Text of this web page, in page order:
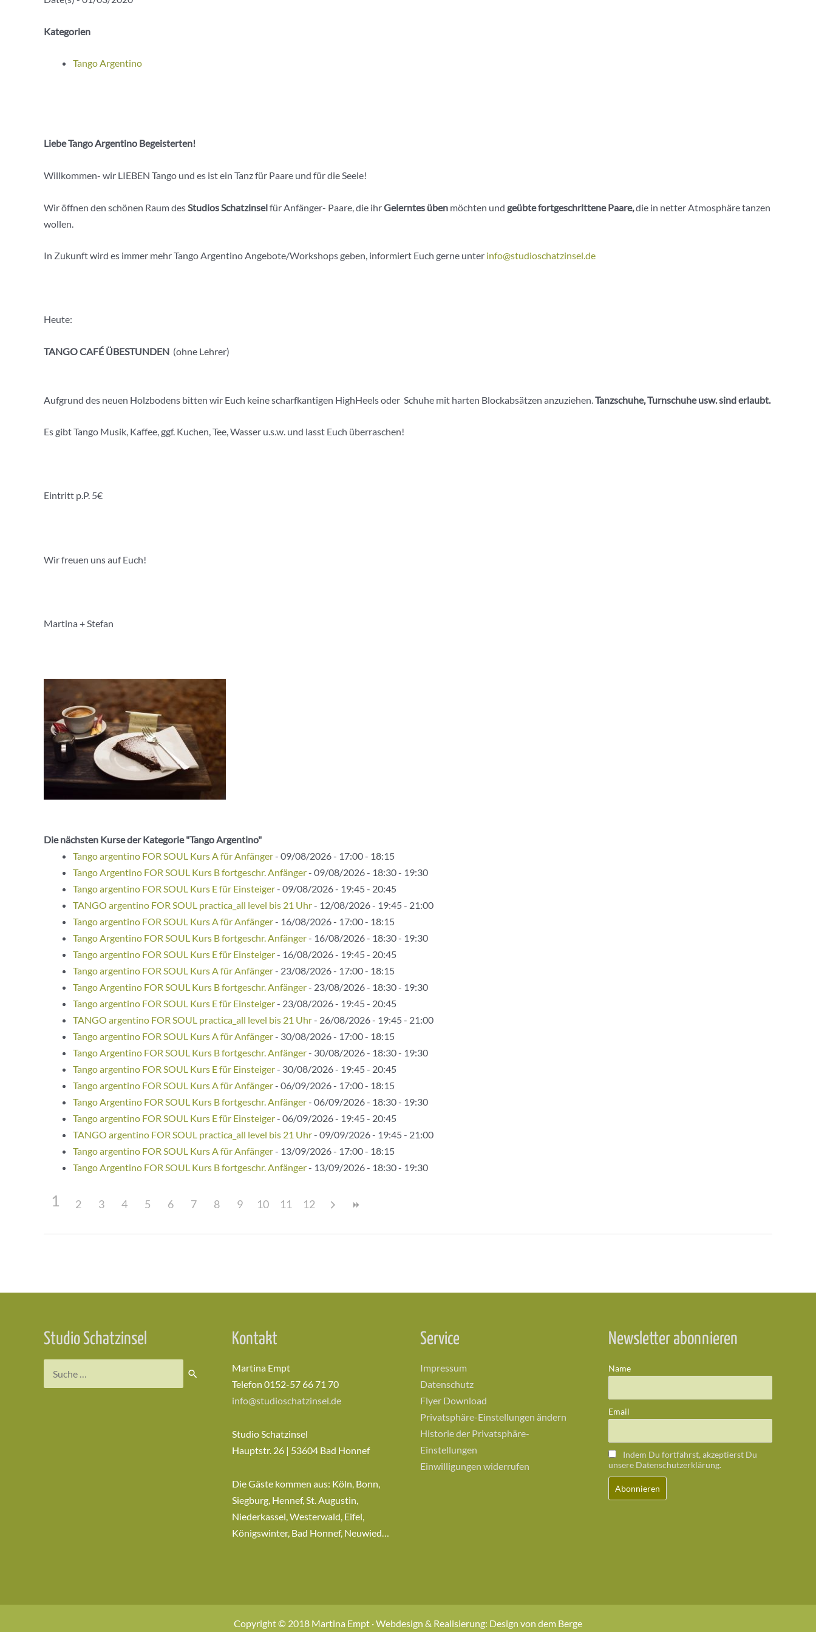
Kategorien
Tango Argentino
Liebe Tango Argentino Begeisterten!
Willkommen- wir LIEBEN Tango und es ist ein Tanz für Paare und für die Seele!
Wir öffnen den schönen Raum des Studios Schatzinselfür Anfänger- Paare, die ihrGelerntes üben möchten und geübte fortgeschrittene Paare,die in netter Atmosphäre tanzen
wollen.
In Zukunft wird es immer mehr Tango Argentino Angebote/Workshops geben, informiert Euch gerne unter info@studioschatzinsel.de
Heute:
TANGO CAFÉ ÜBESTUNDEN (ohne Lehrer)
Aufgrund des neuen Holzbodens bitten wir Euch keine scharfkantigen HighHeels oder Schuhe mit harten Blockabsätzen anzuziehen. Tanzschuhe, Turnschuhe usw. sind erlaubt.
Es gibt Tango Musik, Kaffee, ggf. Kuchen, Tee, Wasser u.s.w. und lasst Euch überraschen!
Eintritt p.P. 5€
Wir freuen uns auf Euch!
Martina + Stefan
Die nächsten Kurse der Kategorie "Tango Argentino"
Tango argentino FOR SOUL Kurs A für Anfänger- 09/08/2026 - 17:00 - 18:15
Tango Argentino FOR SOUL Kurs B fortgeschr. Anfänger- 09/08/2026 - 18:30 - 19:30
Tango argentino FOR SOUL Kurs E für Einsteiger- 09/08/2026 - 19:45 - 20:45
TANGO argentino FOR SOUL practica_all level bis 21 Uhr- 12/08/2026 - 19:45 - 21:00
Tango argentino FOR SOUL Kurs A für Anfänger- 16/08/2026 - 17:00 - 18:15
Tango Argentino FOR SOUL Kurs B fortgeschr. Anfänger- 16/08/2026 - 18:30 - 19:30
Tango argentino FOR SOUL Kurs E für Einsteiger- 16/08/2026 - 19:45 - 20:45
Tango argentino FOR SOUL Kurs A für Anfänger- 23/08/2026 - 17:00 - 18:15
Tango Argentino FOR SOUL Kurs B fortgeschr. Anfänger- 23/08/2026 - 18:30 - 19:30
Tango argentino FOR SOUL Kurs E für Einsteiger- 23/08/2026 - 19:45 - 20:45
TANGO argentino FOR SOUL practica_all level bis 21 Uhr- 26/08/2026 - 19:45 - 21:00
Tango argentino FOR SOUL Kurs A für Anfänger- 30/08/2026 - 17:00 - 18:15
Tango Argentino FOR SOUL Kurs B fortgeschr. Anfänger- 30/08/2026 - 18:30 - 19:30
Tango argentino FOR SOUL Kurs E für Einsteiger- 30/08/2026 - 19:45 - 20:45
Tango argentino FOR SOUL Kurs A für Anfänger- 06/09/2026 - 17:00 - 18:15
Tango Argentino FOR SOUL Kurs B fortgeschr. Anfänger- 06/09/2026 - 18:30 - 19:30
Tango argentino FOR SOUL Kurs E für Einsteiger- 06/09/2026 - 19:45 - 20:45
TANGO argentino FOR SOUL practica_all level bis 21 Uhr- 09/09/2026 - 19:45 - 21:00
Tango argentino FOR SOUL Kurs A für Anfänger- 13/09/2026 - 17:00 - 18:15
Tango Argentino FOR SOUL Kurs B fortgeschr. Anfänger- 13/09/2026 - 18:30 - 19:30
1 2 3 4 5 6 7 8 9 10 11 12
Studio Schatzinsel Kontakt
Martina Empt
Telefon 0152-57 66 71 70
info@studioschatzinsel.de
Studio Schatzinsel
Hauptstr. 26 | 53604 Bad Honnef
Die Gäste kommen aus: Köln, Bonn,
Siegburg, Hennef, St. Augustin,
Niederkassel, Westerwald, Eifel,
Königswinter, Bad Honnef, Neuwied…
Service
Impressum
Datenschutz
Flyer Download
Privatsphäre-Einstellungen ändern
Historie der Privatsphäre-
Einstellungen
Einwilligungen widerrufen
Newsletter abonnieren
Name
Email
Indem Du fortfährst, akzeptierst Du
unsere Datenschutzerklärung.
Copyright © 2018 Martina Empt · Webdesign & Realisierung: Design von dem Berge